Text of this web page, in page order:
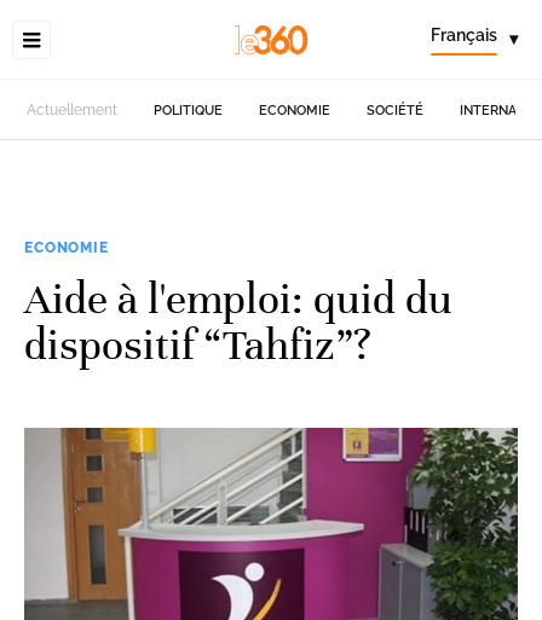
Français ▾
Actuellement POLITIQUE ECONOMIE SOCIÉTÉ
ECONOMIE
Aide à l'emploi: quid du
dispositif “Tahfiz”?